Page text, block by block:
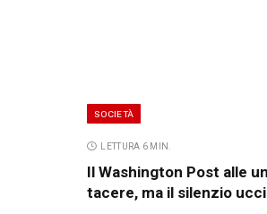
SOCIETÀ
LETTURA 6 MIN.
Il Washington Post alle
tacere, ma il silenzio